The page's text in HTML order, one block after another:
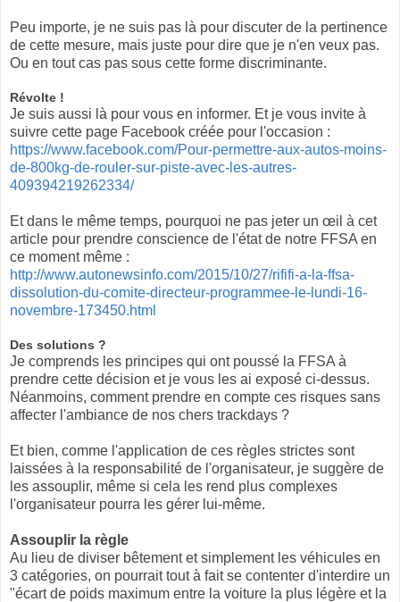
Peu importe, je ne suis pas là pour discuter de la pertinence
de cette mesure, mais juste pour dire que je n'en veux pas.
Ou en tout cas pas sous cette forme discriminante.
Révolte !
Je suis aussi là pour vous en informer. Et je vous invite à
suivre cette page Facebook créée pour l'occasion :
https://www.facebook.com/Pour-permettre-aux-autos-moins-
de-800kg-de-rouler-sur-piste-avec-les-autres-
409394219262334/
Et dans le même temps, pourquoi ne pas jeter un œil à cet
article pour prendre conscience de l'état de notre FFSA en
ce moment même :
http://www.autonewsinfo.com/2015/10/27/rififi-a-la-ffsa-
dissolution-du-comite-directeur-programmee-le-lundi-16-
novembre-173450.html
Des solutions ?
Je comprends les principes qui ont poussé la FFSA à
prendre cette décision et je vous les ai exposé ci-dessus.
Néanmoins, comment prendre en compte ces risques sans
affecter l'ambiance de nos chers trackdays ?
Et bien, comme l'application de ces règles strictes sont
laissées à la responsabilité de l'organisateur, je suggère de
les assouplir, même si cela les rend plus complexes
l'organisateur pourra les gérer lui-même.
Assouplir la règle
Au lieu de diviser bêtement et simplement les véhicules en
3 catégories, on pourrait tout à fait se contenter d'interdire un
"écart de poids maximum entre la voiture la plus légère et la